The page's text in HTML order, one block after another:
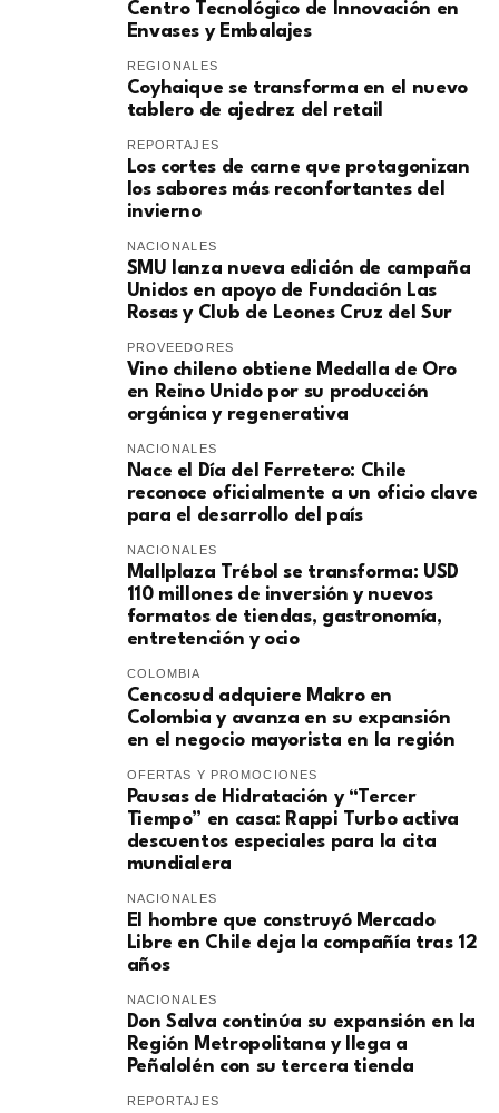
Centro Tecnológico de Innovación en
Envases y Embalajes
REGIONALES
Coyhaique se transforma en el nuevo
tablero de ajedrez del retail
REPORTAJES
Los cortes de carne que protagonizan
los sabores más reconfortantes del
invierno
NACIONALES
SMU lanza nueva edición de campaña
Unidos en apoyo de Fundación Las
Rosas y Club de Leones Cruz del Sur
PROVEEDORES
Vino chileno obtiene Medalla de Oro
en Reino Unido por su producción
orgánica y regenerativa
NACIONALES
Nace el Día del Ferretero: Chile
reconoce oficialmente a un oficio clave
para el desarrollo del país
NACIONALES
Mallplaza Trébol se transforma: USD
110 millones de inversión y nuevos
formatos de tiendas, gastronomía,
entretención y ocio
COLOMBIA
Cencosud adquiere Makro en
Colombia y avanza en su expansión
en el negocio mayorista en la región
OFERTAS Y PROMOCIONES
Pausas de Hidratación y “Tercer
Tiempo” en casa: Rappi Turbo activa
descuentos especiales para la cita
mundialera
NACIONALES
El hombre que construyó Mercado
Libre en Chile deja la compañía tras 12
años
NACIONALES
Don Salva continúa su expansión en la
Región Metropolitana y llega a
Peñalolén con su tercera tienda
REPORTAJES